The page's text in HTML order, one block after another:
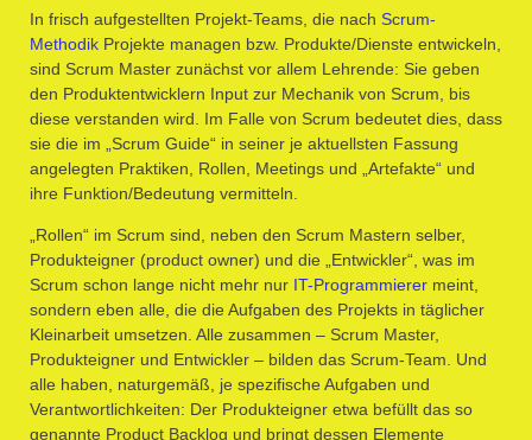
In frisch aufgestellten Projekt-Teams, die nach Scrum-
Methodik Projekte managen bzw. Produkte/Dienste entwickeln,
sind Scrum Master zunächst vor allem Lehrende: Sie geben
den Produktentwicklern Input zur Mechanik von Scrum, bis
diese verstanden wird. Im Falle von Scrum bedeutet dies, dass
sie die im „Scrum Guide“ in seiner je aktuellsten Fassung
angelegten Praktiken, Rollen, Meetings und „Artefakte“ und
ihre Funktion/Bedeutung vermitteln.
„Rollen“ im Scrum sind, neben den Scrum Mastern selber,
Produkteigner (product owner) und die „Entwickler“, was im
Scrum schon lange nicht mehr nur IT-Programmierer meint,
sondern eben alle, die die Aufgaben des Projekts in täglicher
Kleinarbeit umsetzen. Alle zusammen – Scrum Master,
Produkteigner und Entwickler – bilden das Scrum-Team. Und
alle haben, naturgemäß, je spezifische Aufgaben und
Verantwortlichkeiten: Der Produkteigner etwa befüllt das so
genannte Product Backlog und bringt dessen Elemente